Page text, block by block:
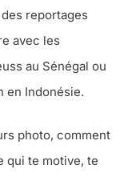
reportages
avec les
au Sénégal ou
en Indonésie.
photo, comment
qui te motive, te